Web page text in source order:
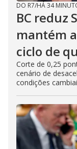
DO R7/HÁ 34
BC reduz
mantém
ciclo de
Corte de 0,25
cenário de
condições